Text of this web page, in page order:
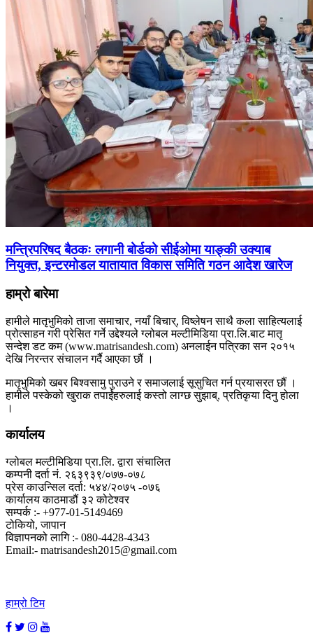
मन्त्रिपरिषद बैठकः लगानी बोर्डको सीईओमा याङ्की उक्याब
नियुक्त, इन्टरमोडल यातायात विकास समिति गठन आदेश खारेज
हाम्रो बारेमा
हामीले मातृभुमिको ताजा समाचार, नयाँ बिचार्, विष्लेषन साथै कला साहित्यलाई
प्रोत्साहन गरी प्रेसित गर्ने उद्देश्यले ग्लोबल मल्टीमिडिया प्रा.लि.बाट मातृ
सन्देश डट कम (www.matrisandesh.com) अनलाईन पत्रिका सन २०१५
देखि निरन्तर संचालन गर्दै आएका छौं ।
मातृभुमिको खबर बिश्वसामु पुराउने र समाजलाई सूसुचित गर्न प्रयासरत छौं ।
हामीले पस्केको खुराक तपाईंहरुलाई कस्तो लाग्छ सुझाब्, प्रतिकृया दिनु होला
।
कार्यालय
ग्लोबल मल्टीमिडिया प्रा.लि. द्वारा संचालित
कम्पनी दर्ता नं. २६३९३९/०७७-०७८
प्रेस काउन्सिल दर्ता: ५४४/२०७५ -०७६
कार्यालय काठमाडौं ३२ कोटेश्वर
सम्पर्क :- +977-01-5149469
टोकियो, जापान
विज्ञापनको लागि :- 080-4428-4343
Email:- matrisandesh2015@gmail.com
हाम्रो टिम